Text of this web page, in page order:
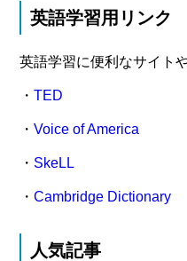
英語学習用リンク
英語学習に便利なサイト
・TED
・Voice of America
・ SkeLL
・Cambridge Dictionary
人気記事